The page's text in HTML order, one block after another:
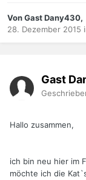
Von Gast Dany430,
28. Dezember 2015
Gast
Hallo zusammen,
ich bin neu hier im
möchte ich die